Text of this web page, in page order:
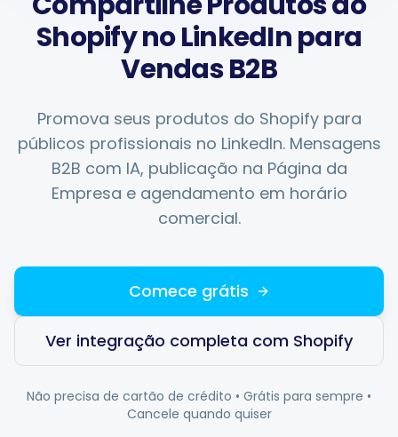
Integrações
Para lojas Shopify
Recursos
Blog
Sobre Nós
Shopify no LinkedIn para
Vendas B2B
Promova seus produtos do Shopify para
públicos profissionais no LinkedIn. Mensagens
B2B com IA, publicação na Página da
Empresa e agendamento em horário
comercial.
Comece grátis
Ver integração completa com Shopify
Não precisa de cartão de crédito • Grátis para sempre •
Cancele quando quiser